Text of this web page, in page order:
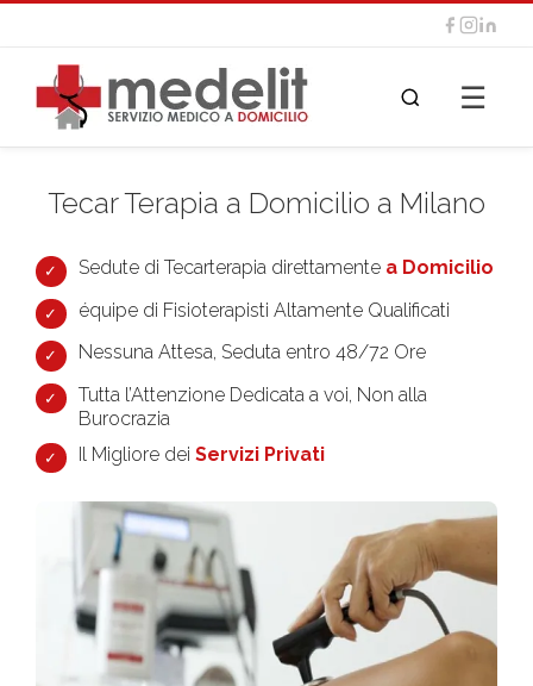
☰
Tecar Terapia a Domicilio a Milano
Sedute di Tecarterapia direttamente a Domicilio
équipe di Fisioterapisti Altamente Qualificati
Nessuna Attesa, Seduta entro 48/72 Ore
Tutta l’Attenzione Dedicata a voi, Non alla
Burocrazia
Il Migliore dei Servizi Privati